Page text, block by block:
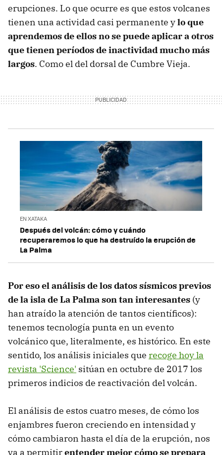
erupciones. Lo que ocurre es que estos volcanes
tienen una actividad casi permanente ylo que
aprendemos de ellos no se puede aplicar a otros
que tienen períodos de inactividad mucho más
largos. Como el del dorsal de Cumbre Vieja.
EN XATAKA
Después del volcán: cómo y cuándo
recuperaremos lo que ha destruído la erupción de
La Palma
Por eso el análisis de los datos sísmicos previos
de la isla de La Palma son tan interesantes (y
han atraído la atención de tantos científicos):
tenemos tecnología punta en un evento
volcánico que, literalmente, es histórico. En este
sentido, los análisis iniciales que recoge hoy la
revista 'Science' sitúan en octubre de 2017 los
primeros indicios de reactivación del volcán.
El análisis de estos cuatro meses, de cómo los
enjambres fueron creciendo en intensidad y
cómo cambiaron hasta el día de la erupción, nos
va a permitirentender mejor cómo se prepara